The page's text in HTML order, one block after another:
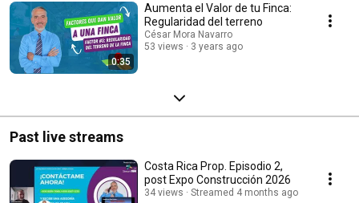
0:35
Aumenta el Valor de tu Finca:
Regularidad del terreno
César Mora Navarro
53 views
3 years ago
Past live streams
Costa Rica Prop. Episodio 2,
post Expo Construcción 2026
34 views Streamed 4 months ago